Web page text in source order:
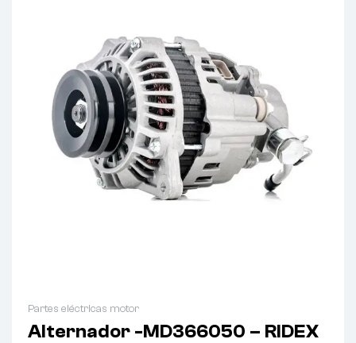
Partes eléctricas motor
Alternador -MD366050 – RIDEX